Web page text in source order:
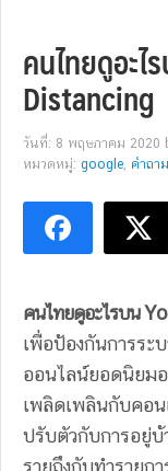
คนไทยดูอะไ
Distancing
วันที่: 8 พฤษภาคม 2020
หมวดหมู่: google, คำถา
คนไทยดูอะไรบน
เพื่อป้องกันการระ
ออนไลน์ยอดนิยม
เพลิดเพลินกับคอ
ปรับตัวกับการอยู่บ้
รายถึงกับทำราย